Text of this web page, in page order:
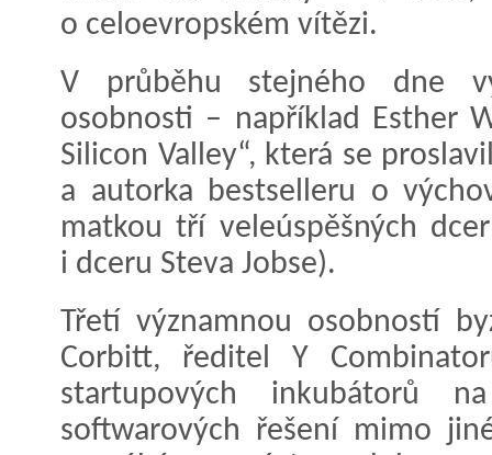
o celoevropském vítězi.
V průběhu stejného dne
osobnosti – například Esther
Silicon Valley“, která se
a autorka bestselleru o
matkou tří veleúspěšných
i dceru Steva Jobse).
Třetí významnou osobností
Corbitt, ředitel Y
startupových inkubátorů
softwarových řešení mimo